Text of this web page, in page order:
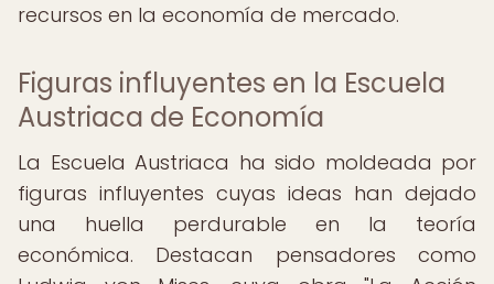
recursos en la economía de mercado.
Figuras influyentes en la Escuela
Austriaca de Economía
La Escuela Austriaca ha sido moldeada por
figuras influyentes cuyas ideas han dejado
una huella perdurable en la teoría
económica. Destacan pensadores como